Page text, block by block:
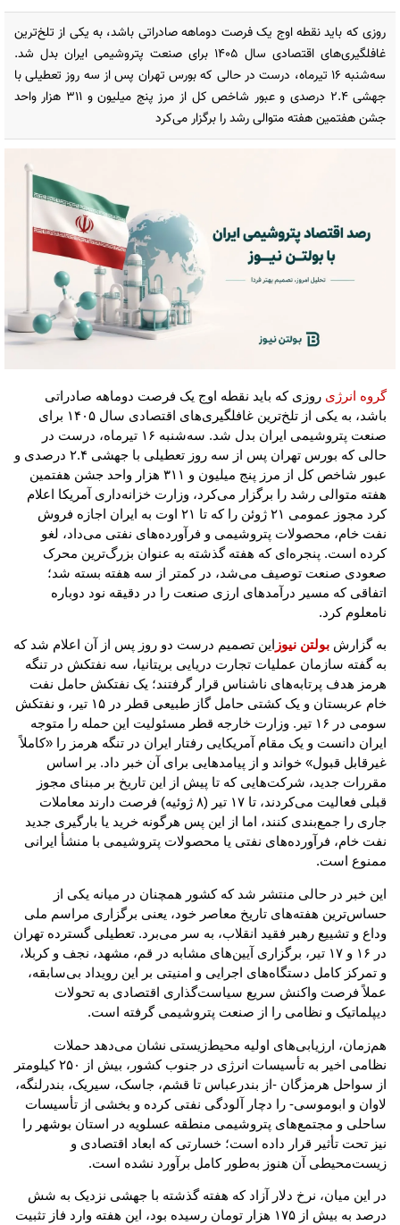
روزی که باید نقطه اوج یک فرصت دوماهه صادراتی باشد، به یکی از تلخ‌ترین
غافلگیری‌های اقتصادی سال ۱۴۰۵ برای صنعت پتروشیمی ایران بدل شد.
سه‌شنبه ۱۶ تیرماه، درست در حالی که بورس تهران پس از سه روز تعطیلی با
جهشی ۲.۴ درصدی و عبور شاخص کل از مرز پنج میلیون و ۳۱۱ هزار واحد
جشن هفتمین هفته متوالی رشد را برگزار می‌کرد
گروه انرژی روزی که باید نقطه اوج یک فرصت دوماهه صادراتی
باشد، به یکی از تلخ‌ترین غافلگیری‌های اقتصادی سال ۱۴۰۵ برای
صنعت پتروشیمی ایران بدل شد. سه‌شنبه ۱۶ تیرماه، درست در
حالی که بورس تهران پس از سه روز تعطیلی با جهشی ۲.۴ درصدی و
عبور شاخص کل از مرز پنج میلیون و ۳۱۱ هزار واحد جشن هفتمین
هفته متوالی رشد را برگزار می‌کرد، وزارت خزانه‌داری آمریکا اعلام
کرد مجوز عمومی ۲۱ ژوئن را که تا ۲۱ اوت به ایران اجازه فروش
نفت خام، محصولات پتروشیمی و فرآورده‌های نفتی می‌داد، لغو
کرده است. پنجره‌ای که هفته گذشته به عنوان بزرگ‌ترین محرک
صعودی صنعت توصیف می‌شد، در کمتر از سه هفته بسته شد؛
اتفاقی که مسیر درآمدهای ارزی صنعت را در دقیقه نود دوباره
نامعلوم کرد.
به گزارش بولتن نیوز این تصمیم درست دو روز پس از آن اعلام شد که
به گفته سازمان عملیات تجارت دریایی بریتانیا، سه نفتکش در تنگه
هرمز هدف پرتابه‌های ناشناس قرار گرفتند؛ یک نفتکش حامل نفت
خام عربستان و یک کشتی حامل گاز طبیعی قطر در ۱۵ تیر، و نفتکش
سومی در ۱۶ تیر. وزارت خارجه قطر مسئولیت این حمله را متوجه
ایران دانست و یک مقام آمریکایی رفتار ایران در تنگه هرمز را «کاملاً
غیرقابل قبول» خواند و از پیامدهایی برای آن خبر داد. بر اساس
مقررات جدید، شرکت‌هایی که تا پیش از این تاریخ بر مبنای مجوز
قبلی فعالیت می‌کردند، تا ۱۷ تیر (۸ ژوئیه) فرصت دارند معاملات
جاری را جمع‌بندی کنند، اما از این پس هرگونه خرید یا بارگیری جدید
نفت خام، فرآورده‌های نفتی یا محصولات پتروشیمی با منشأ ایرانی
ممنوع است.
این خبر در حالی منتشر شد که کشور همچنان در میانه یکی از
حساس‌ترین هفته‌های تاریخ معاصر خود، یعنی برگزاری مراسم ملی
وداع و تشییع رهبر فقید انقلاب، به سر می‌برد. تعطیلی گسترده تهران
در ۱۶ و ۱۷ تیر، برگزاری آیین‌های مشابه در قم، مشهد، نجف و کربلا،
و تمرکز کامل دستگاه‌های اجرایی و امنیتی بر این رویداد بی‌سابقه،
عملاً فرصت واکنش سریع سیاست‌گذاری اقتصادی به تحولات
دیپلماتیک و نظامی را از صنعت پتروشیمی گرفته است.
هم‌زمان، ارزیابی‌های اولیه محیط‌زیستی نشان می‌دهد حملات
نظامی اخیر به تأسیسات انرژی در جنوب کشور، بیش از ۲۵۰ کیلومتر
از سواحل هرمزگان -از بندرعباس تا قشم، جاسک، سیریک، بندرلنگه،
لاوان و ابوموسی- را دچار آلودگی نفتی کرده و بخشی از تأسیسات
ساحلی و مجتمع‌های پتروشیمی منطقه عسلویه در استان بوشهر را
نیز تحت تأثیر قرار داده است؛ خسارتی که ابعاد اقتصادی و
زیست‌محیطی آن هنوز به‌طور کامل برآورد نشده است.
در این میان، نرخ دلار آزاد که هفته گذشته با جهشی نزدیک به شش
درصد به بیش از ۱۷۵ هزار تومان رسیده بود، این هفته وارد فاز تثبیت